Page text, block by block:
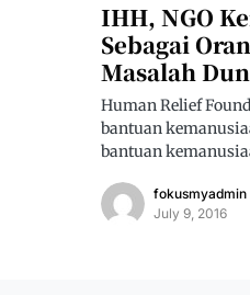
IHH, NGO
Sebagai
Masalah
Human Relief
bantuan
bantuan
fokusmyadmin
July 9, 2016